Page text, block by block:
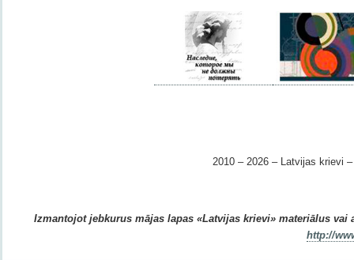
2010 – 2026 – Latvijas krievi –
Izmantojot jebkurus mājas lapas «Latvijas krievi» materiālus
http://